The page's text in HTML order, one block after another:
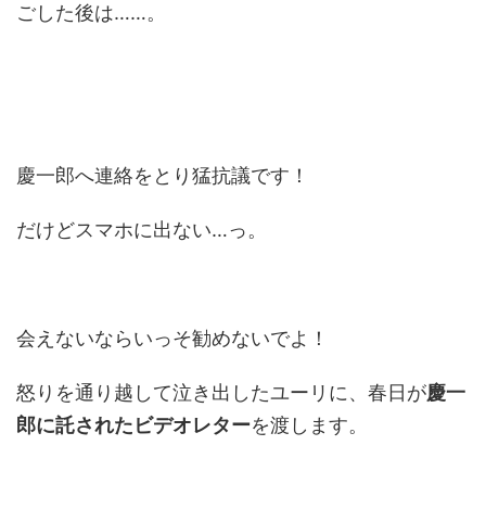
ごした後は……。
慶一郎へ連絡をとり猛抗議です！
だけどスマホに出ない…っ。
会えないならいっそ勧めないでよ！
怒りを通り越して泣き出したユーリに、春日が慶一
郎に託されたビデオレターを渡します。